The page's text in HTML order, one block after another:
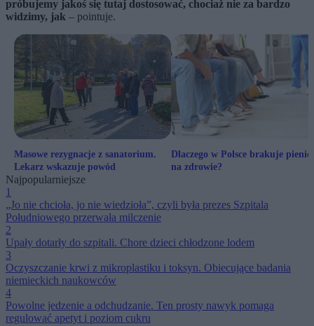
próbujemy jakoś się tutaj dostosować, chociaż nie za bardzo
widzimy, jak – pointuje.
Masowe rezygnacje z sanatorium.
Lekarz wskazuje powód
Dlaczego w Polsce brakuje
na zdrowie?
Najpopularniejsze
1
„Jo nie chcioła, jo nie wiedzioła”, czyli była prezes Szpitala
Południowego przerwała milczenie
2
Upały dotarły do szpitali. Chore dzieci chłodzone lodem
3
Oczyszczanie krwi z mikroplastiku i toksyn. Obiecujące badania
niemieckich naukowców
4
Powolne jedzenie a odchudzanie. Ten prosty nawyk pomaga
regulować apetyt i poziom cukru